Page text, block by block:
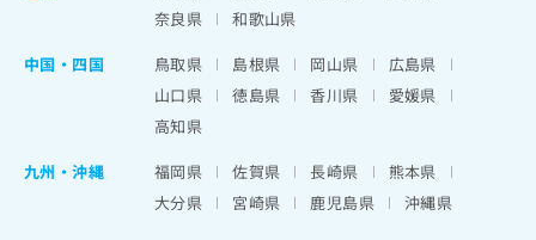
奈良県
和歌山県
中国・四国
鳥取県 島根県 岡山県
広島県
山口県
徳島県 香川県
愛媛県
高知県
九州・沖縄
福岡県 佐賀県 長崎県
熊本県
大分県
宮崎県 鹿児島県 沖縄県